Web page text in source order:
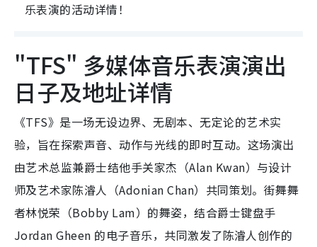
乐表演的活动详情！
"TFS" 多媒体音乐表演演出
日子及地址详情
《TFS》是一场无设边界、无剧本、无定论的艺术实
验，旨在探索声音、动作与光线的即时互动。这场演出
由艺术总监兼爵士结他手关家杰（Alan Kwan）与设计
师及艺术家陈濬人（Adonian Chan）共同策划。街舞舞
者林悦荣（Bobby Lam）的舞姿，结合爵士键盘手
Jordan Gheen 的电子音乐，共同激发了陈濬人创作的